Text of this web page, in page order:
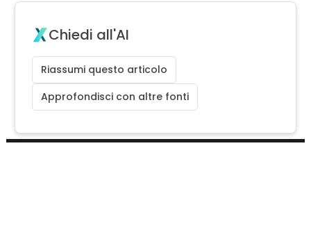
Chiedi all'AI
Riassumi questo articolo
Approfondisci con altre fonti